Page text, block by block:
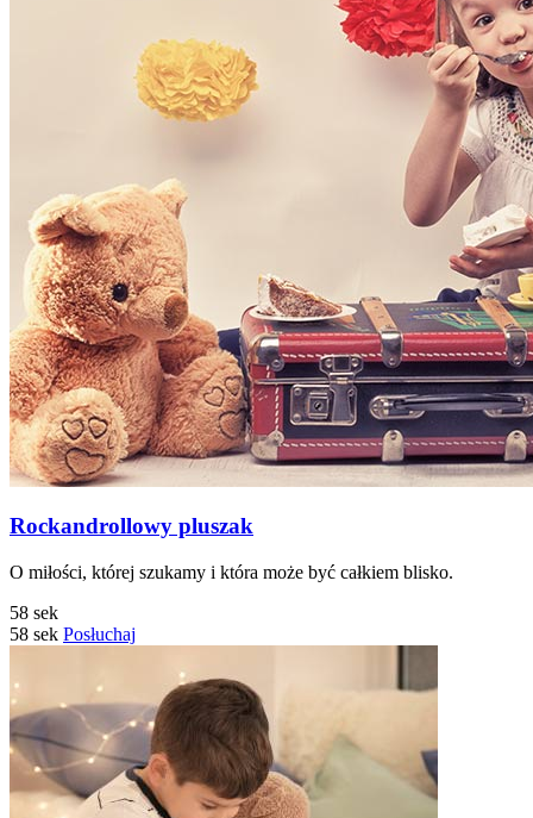
Rockandrollowy pluszak
O miłości, której szukamy i która może być całkiem blisko.
58 sek
58 sek Posłuchaj